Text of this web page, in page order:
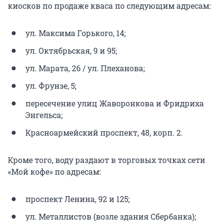
киосков по продаже кваса по следующим адресам:
ул. Максима Горького, 14;
ул. Октябрьская, 9 и 95;
ул. Марата, 26 / ул. Плеханова;
ул. Фрунзе, 5;
пересечение улиц Жаворонкова и Фридриха
Энгельса;
Красноармейский проспект, 48, корп. 2.
Кроме того, воду раздают в торговых точках сети
«Мой кофе» по адресам:
проспект Ленина, 92 и 125;
ул. Металлистов (возле здания Сбербанка);